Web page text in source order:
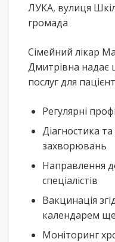
ЛУКА, вулиця
громада
Сімейний лікар
Дмитрівна надає
послуг для
Регулярні
Діагностика
захворювань
Направлення
спеціалістів
Вакцинація
календарем
Моніторинг